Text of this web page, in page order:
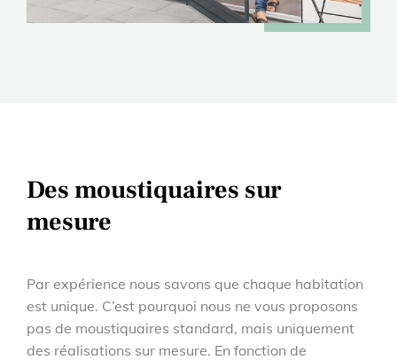
Des moustiquaires sur
mesure
Par expérience nous savons que chaque habitation
est unique. C’est pourquoi nous ne vous proposons
pas de moustiquaires standard, mais uniquement
des réalisations sur mesure. En fonction de